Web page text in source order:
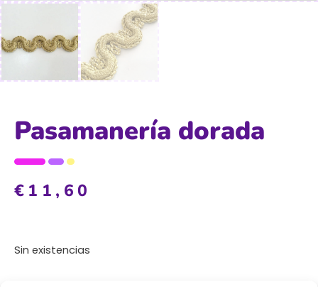
Pasamanería dorada
€ 11,60
Sin existencias